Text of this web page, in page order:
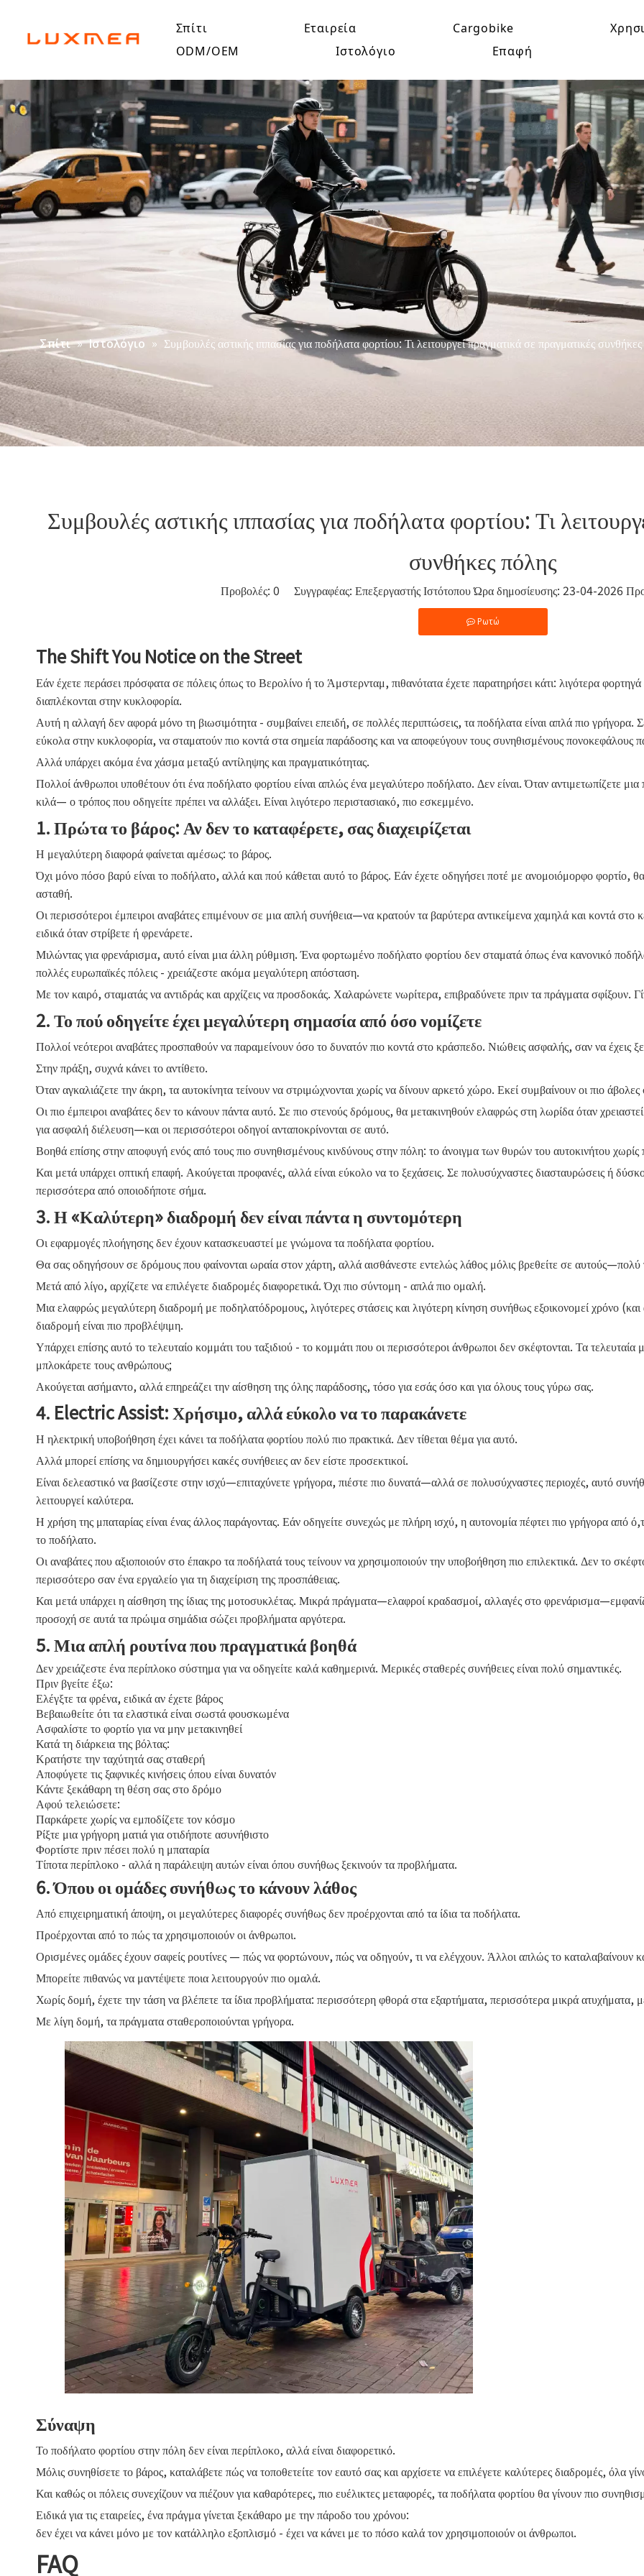
Σπίτι Εταιρεία Cargobike
ODM/OEM
Ιστολόγιο Επαφή
Σπίτι » Ιστολόγιο » Συμβουλές αστικής ιππασίας για ποδήλατα φορτίου: Τι λειτουργεί πραγματικά σε πραγματικές
Συμβουλές αστικής ιππασίας για ποδήλατα φορτίου: Τι
συνθήκες πόλης
Προβολές: 0 Συγγραφέας: Επεξεργαστής Ιστότοπου Ώρα δημοσίευσης: 23-04-2026
Ρωτώ
The Shift You Notice on the Street
Εάν έχετε περάσει πρόσφατα σε πόλεις όπως το Βερολίνο ή το Άμστερνταμ, πιθανότατα έχετε παρατηρήσει κάτι: λιγότερα
διαπλέκονται στην κυκλοφορία.
Αυτή η αλλαγή δεν αφορά μόνο τη βιωσιμότητα - συμβαίνει επειδή, σε πολλές περιπτώσεις, τα ποδήλατα είναι απλά πιο γρήγορα.
εύκολα στην κυκλοφορία, να σταματούν πιο κοντά στα σημεία παράδοσης και να αποφεύγουν τους συνηθισμένους πονοκεφάλους
Αλλά υπάρχει ακόμα ένα χάσμα μεταξύ αντίληψης και πραγματικότητας.
Πολλοί άνθρωποι υποθέτουν ότι ένα ποδήλατο φορτίου είναι απλώς ένα μεγαλύτερο ποδήλατο. Δεν είναι. Όταν
κιλά— ο τρόπος που οδηγείτε πρέπει να αλλάξει. Είναι λιγότερο περιστασιακό, πιο εσκεμμένο.
1. Πρώτα το βάρος: Αν δεν το καταφέρετε, σας διαχειρίζεται
Η μεγαλύτερη διαφορά φαίνεται αμέσως: το βάρος.
Όχι μόνο πόσο βαρύ είναι το ποδήλατο, αλλά και πού κάθεται αυτό το βάρος. Εάν έχετε οδηγήσει ποτέ με ανομοιόμορφο φορτίο,
ασταθή.
Οι περισσότεροι έμπειροι αναβάτες επιμένουν σε μια απλή συνήθεια—να κρατούν τα βαρύτερα αντικείμενα χαμηλά και κοντά
ειδικά όταν στρίβετε ή φρενάρετε.
Μιλώντας για φρενάρισμα, αυτό είναι μια άλλη ρύθμιση. Ένα φορτωμένο ποδήλατο φορτίου δεν σταματά όπως ένα κανονικό
πολλές ευρωπαϊκές πόλεις - χρειάζεστε ακόμα μεγαλύτερη απόσταση.
Με τον καιρό, σταματάς να αντιδράς και αρχίζεις να προσδοκάς. Χαλαρώνετε νωρίτερα, επιβραδύνετε πριν τα πράγματα σφίξουν.
2. Το πού οδηγείτε έχει μεγαλύτερη σημασία από όσο νομίζετε
Πολλοί νεότεροι αναβάτες προσπαθούν να παραμείνουν όσο το δυνατόν πιο κοντά στο κράσπεδο. Νιώθεις ασφαλής, σαν να έχεις
Στην πράξη, συχνά κάνει το αντίθετο.
Όταν αγκαλιάζετε την άκρη, τα αυτοκίνητα τείνουν να στριμώχνονται χωρίς να δίνουν αρκετό χώρο. Εκεί συμβαίνουν οι πιο άβολες
Οι πιο έμπειροι αναβάτες δεν το κάνουν πάντα αυτό. Σε πιο στενούς δρόμους, θα μετακινηθούν ελαφρώς στη λωρίδα όταν
για ασφαλή διέλευση—και οι περισσότεροι οδηγοί ανταποκρίνονται σε αυτό.
Βοηθά επίσης στην αποφυγή ενός από τους πιο συνηθισμένους κινδύνους στην πόλη: το άνοιγμα των θυρών του αυτοκινήτου χωρίς
Και μετά υπάρχει οπτική επαφή. Ακούγεται προφανές, αλλά είναι εύκολο να το ξεχάσεις. Σε πολυσύχναστες διασταυρώσεις ή
περισσότερα από οποιοδήποτε σήμα.
3. Η «Καλύτερη» διαδρομή δεν είναι πάντα η συντομότερη
Οι εφαρμογές πλοήγησης δεν έχουν κατασκευαστεί με γνώμονα τα ποδήλατα φορτίου.
Θα σας οδηγήσουν σε δρόμους που φαίνονται ωραία στον χάρτη, αλλά αισθάνεστε εντελώς λάθος μόλις βρεθείτε σε αυτούς—πολύ
Μετά από λίγο, αρχίζετε να επιλέγετε διαδρομές διαφορετικά. Όχι πιο σύντομη - απλά πιο ομαλή.
Μια ελαφρώς μεγαλύτερη διαδρομή με ποδηλατόδρομους, λιγότερες στάσεις και λιγότερη κίνηση συνήθως εξοικονομεί χρόνο
διαδρομή είναι πιο προβλέψιμη.
Υπάρχει επίσης αυτό το τελευταίο κομμάτι του ταξιδιού - το κομμάτι που οι περισσότεροι άνθρωποι δεν σκέφτονται. Τα
μπλοκάρετε τους ανθρώπους;
Ακούγεται ασήμαντο, αλλά επηρεάζει την αίσθηση της όλης παράδοσης, τόσο για εσάς όσο και για όλους τους γύρω σας.
4. Electric Assist: Χρήσιμο, αλλά εύκολο να το παρακάνετε
Η ηλεκτρική υποβοήθηση έχει κάνει τα ποδήλατα φορτίου πολύ πιο πρακτικά. Δεν τίθεται θέμα για αυτό.
Αλλά μπορεί επίσης να δημιουργήσει κακές συνήθειες αν δεν είστε προσεκτικοί.
Είναι δελεαστικό να βασίζεστε στην ισχύ—επιταχύνετε γρήγορα, πιέστε πιο δυνατά—αλλά σε πολυσύχναστες περιοχές, αυτό
λειτουργεί καλύτερα.
Η χρήση της μπαταρίας είναι ένας άλλος παράγοντας. Εάν οδηγείτε συνεχώς με πλήρη ισχύ, η αυτονομία πέφτει πιο γρήγορα από
το ποδήλατο.
Οι αναβάτες που αξιοποιούν στο έπακρο τα ποδήλατά τους τείνουν να χρησιμοποιούν την υποβοήθηση πιο επιλεκτικά. Δεν το
περισσότερο σαν ένα εργαλείο για τη διαχείριση της προσπάθειας.
Και μετά υπάρχει η αίσθηση της ίδιας της μοτοσυκλέτας. Μικρά πράγματα—ελαφροί κραδασμοί, αλλαγές στο
προσοχή σε αυτά τα πρώιμα σημάδια σώζει προβλήματα αργότερα.
5. Μια απλή ρουτίνα που πραγματικά βοηθά
Δεν χρειάζεστε ένα περίπλοκο σύστημα για να οδηγείτε καλά καθημερινά. Μερικές σταθερές συνήθειες είναι πολύ σημαντικές.
Πριν βγείτε έξω:
Ελέγξτε τα φρένα, ειδικά αν έχετε βάρος
Βεβαιωθείτε ότι τα ελαστικά είναι σωστά φουσκωμένα
Ασφαλίστε το φορτίο για να μην μετακινηθεί
Κατά τη διάρκεια της βόλτας:
Κρατήστε την ταχύτητά σας σταθερή
Αποφύγετε τις ξαφνικές κινήσεις όπου είναι δυνατόν
Κάντε ξεκάθαρη τη θέση σας στο δρόμο
Αφού τελειώσετε:
Παρκάρετε χωρίς να εμποδίζετε τον κόσμο
Ρίξτε μια γρήγορη ματιά για οτιδήποτε ασυνήθιστο
Φορτίστε πριν πέσει πολύ η μπαταρία
Τίποτα περίπλοκο - αλλά η παράλειψη αυτών είναι όπου συνήθως ξεκινούν τα προβλήματα.
6. Όπου οι ομάδες συνήθως το κάνουν λάθος
Από επιχειρηματική άποψη, οι μεγαλύτερες διαφορές συνήθως δεν προέρχονται από τα ίδια τα ποδήλατα.
Προέρχονται από το πώς τα χρησιμοποιούν οι άνθρωποι.
Ορισμένες ομάδες έχουν σαφείς ρουτίνες — πώς να φορτώνουν, πώς να οδηγούν, τι να ελέγχουν. Άλλοι απλώς το καταλαβαίνουν
Μπορείτε πιθανώς να μαντέψετε ποια λειτουργούν πιο ομαλά.
Χωρίς δομή, έχετε την τάση να βλέπετε τα ίδια προβλήματα: περισσότερη φθορά στα εξαρτήματα, περισσότερα μικρά ατυχήματα,
Με λίγη δομή, τα πράγματα σταθεροποιούνται γρήγορα.
Σύναψη
Το ποδήλατο φορτίου στην πόλη δεν είναι περίπλοκο, αλλά είναι διαφορετικό.
Μόλις συνηθίσετε το βάρος, καταλάβετε πώς να τοποθετείτε τον εαυτό σας και αρχίσετε να επιλέγετε καλύτερες διαδρομές, όλα
Και καθώς οι πόλεις συνεχίζουν να πιέζουν για καθαρότερες, πιο ευέλικτες μεταφορές, τα ποδήλατα φορτίου θα γίνουν πιο
Ειδικά για τις εταιρείες, ένα πράγμα γίνεται ξεκάθαρο με την πάροδο του χρόνου:
δεν έχει να κάνει μόνο με τον κατάλληλο εξοπλισμό - έχει να κάνει με το πόσο καλά τον χρησιμοποιούν οι άνθρωποι.
FAQ